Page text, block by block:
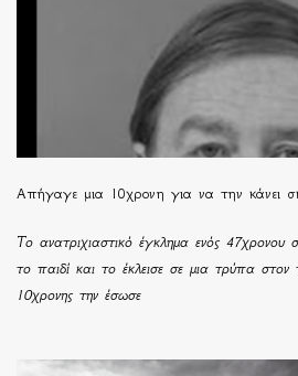
Απήγαγε μια 10χρονη για να την κάνει
Το ανατριχιαστικό έγκλημα ενός
το παιδί και το έκλεισε σε μια τρύπα στον
10χρονης την έσωσε